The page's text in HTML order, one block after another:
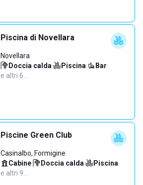
Piscina di Novellara
Novellara
Doccia calda· Piscina· Bar·
e altri 6…
Piscine Green Club
Casinalbo, Formigine
Cabine· Doccia calda· Piscina·
e altri 9…